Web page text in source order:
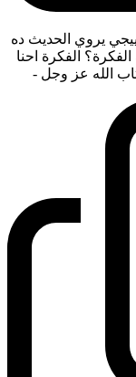
يروي الحديث ده
الفكرة احنا
الله عز وجل -